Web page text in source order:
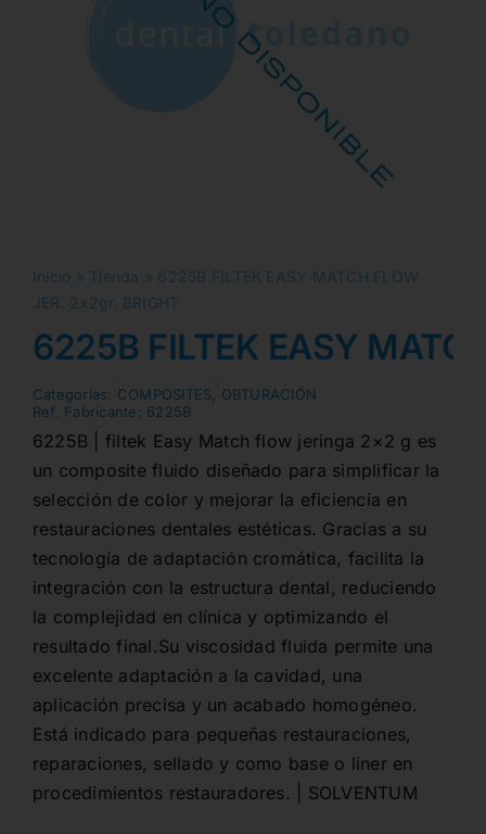
Inicio » Tienda » 6225B FILTEK EASY MATCH FLOW
JER. 2x2gr. BRIGHT
6225B FILTEK EASY
Categorias: COMPOSITES
OBTURACIÓN
Ref. Fabricante: 6225B
6225B | filtek Easy Match flow jeringa 2×2 g es
un composite fluido diseñado para simplificar la
selección de color y mejorar la eficiencia en
restauraciones dentales estéticas. Gracias a su
tecnología de adaptación cromática, facilita la
integración con la estructura dental, reduciendo
la complejidad en clínica y optimizando el
resultado final.Su viscosidad fluida permite una
excelente adaptación a la cavidad, una
aplicación precisa y un acabado homogéneo.
Está indicado para pequeñas restauraciones,
reparaciones, sellado y como base o liner en
procedimientos restauradores. | SOLVENTUM